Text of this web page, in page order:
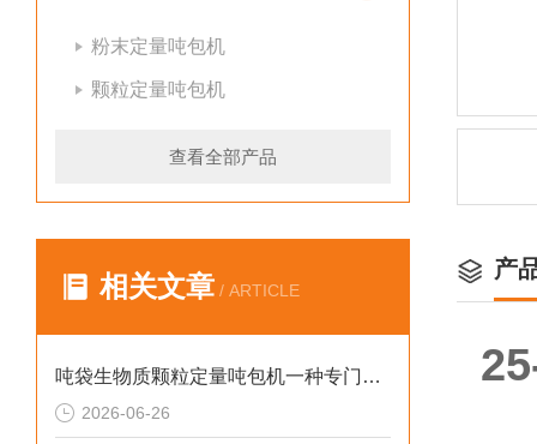
粉末定量吨包机
颗粒定量吨包机
查看全部产品
相关文章 / ARTICLE
吨袋生物质颗粒定量吨包机一种专门用于吨袋设备
2026-06-26
产